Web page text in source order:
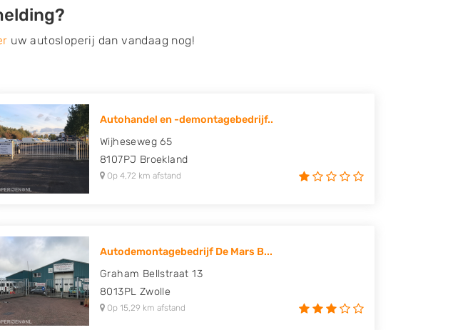
uw autosloperij dan vandaag nog!
Autohandel en -demontagebedrijf..
Wijheseweg 65
8107PJ Broekland
Op 4,72 km afstand
Autodemontagebedrijf De Mars B...
Graham Bellstraat 13
8013PL Zwolle
Op 15,29 km afstand